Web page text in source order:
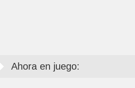
Ahora en juego: